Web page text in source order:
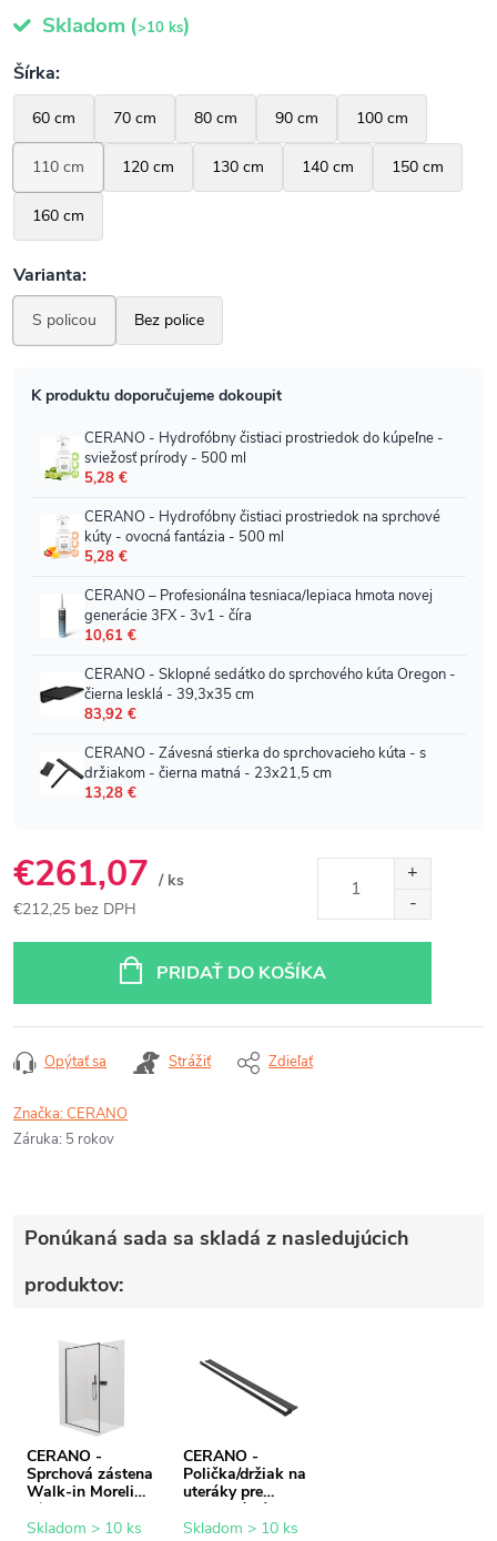
Skladom (>10 ks)
€261,07 / ks
€212,25 bez DPH
PRIDAŤ DO KOŠÍKA
Opýtať sa Strážiť Zdieľať
Značka:CERANO
Záruka: 5 rokov
Ponúkaná sada sa skladá z nasledujúcich
produktov:
CERANO -
Sprchová zástena
Walk-in Moreli
Ľ/P - 8 mm -
čierna matná,
Skladom > 10 ks
CERANO -
Polička/držiak na
uteráky pre
sprchovú zástenu
Walk-In - 8-10
Skladom > 10 ks